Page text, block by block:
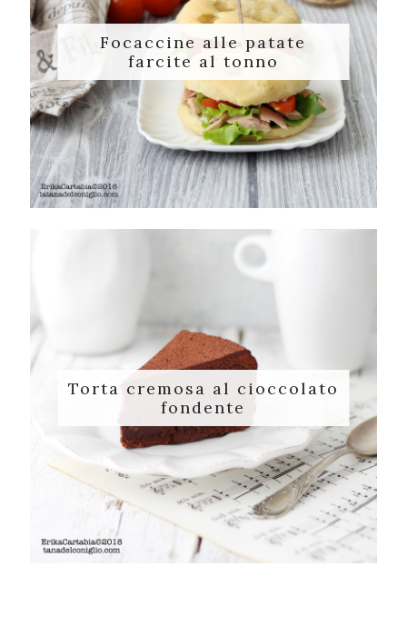
Focaccine alle patate
farcite al tonno
Torta cremosa al cioccolato
fondente